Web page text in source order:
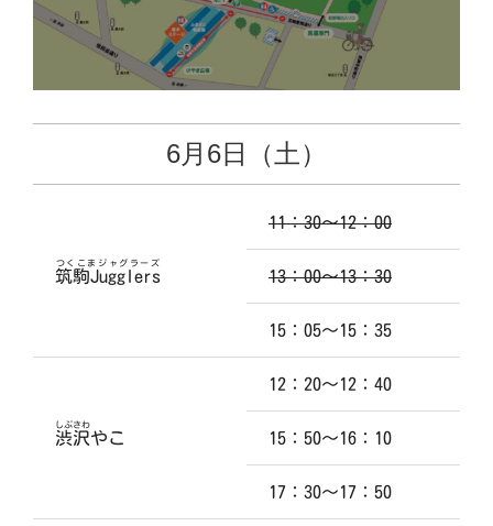
6月6日（土）
筑駒Jugglers
つくこまジャグラーズ
11：30～12：00
13：00～13：30
15：05～15：35
渋沢
しぶさわ
やこ
12：20～12：40
15：50～16：10
17：30～17：50